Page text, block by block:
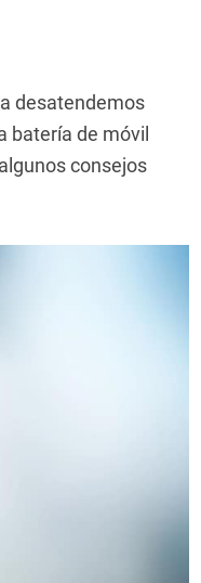
desatendemos
batería de móvil
consejos